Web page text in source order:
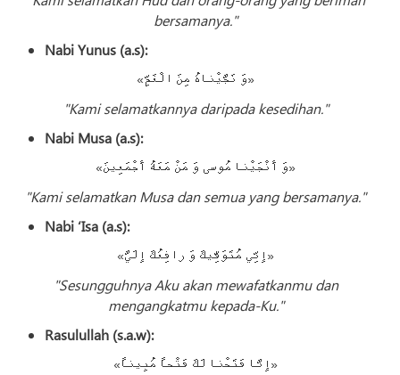
bersamanya."
Nabi Yunus (a.s):
«وَ نَجَّيْناهُ مِنَ الْغَمِّ»
"Kami selamatkannya daripada kesedihan."
Nabi Musa (a.s):
«وَ أَنْجَيْنا مُوسى‌ وَ مَنْ مَعَهُ أَجْمَعِينَ»
"Kami selamatkan Musa dan semua yang bersamanya."
Nabi ‘Isa (a.s):
«إِنِّي مُتَوَفِّيكَ وَ رافِعُكَ إِلَيَّ»
"Sesungguhnya Aku akan mewafatkanmu dan
mengangkatmu kepada-Ku."
Rasulullah (s.a.w):
«إِنَّا فَتَحْنا لَكَ فَتْحاً مُبِيناً»